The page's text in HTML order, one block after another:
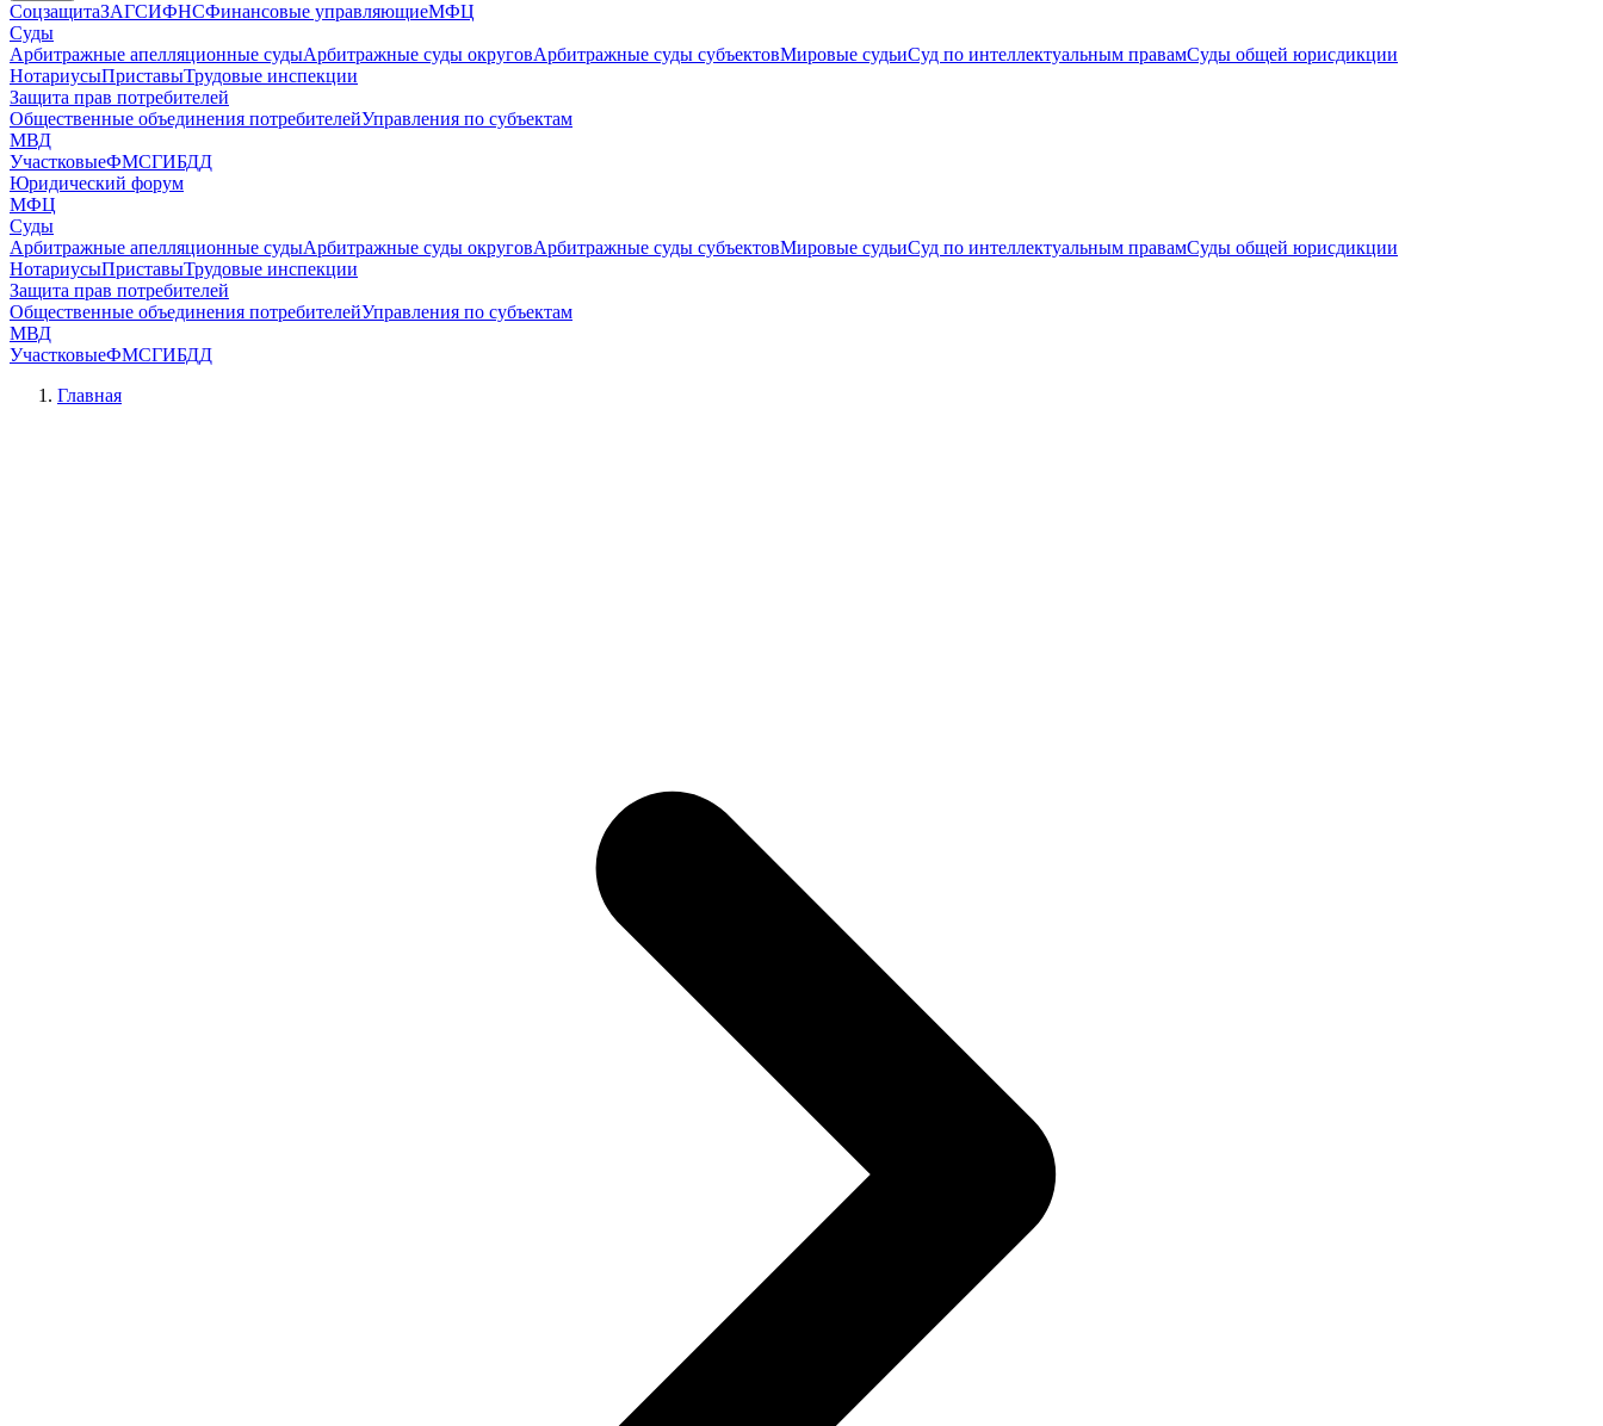
СоцзащитаЗАГСИФНСФинансовые управляющиеМФЦ
Суды
Арбитражные апелляционные судыАрбитражные суды округовАрбитражные суды субъектовМировые судьиСуд по интеллектуальным правамСуды общей юрисдикции
НотариусыПриставыТрудовые инспекции
Защита прав потребителей
Общественные объединения потребителейУправления по субъектам
МВД
УчастковыеФМСГИБДД
Юридический форум
МФЦ
Суды
Арбитражные апелляционные судыАрбитражные суды округовАрбитражные суды субъектовМировые судьиСуд по интеллектуальным правамСуды общей юрисдикции
НотариусыПриставыТрудовые инспекции
Защита прав потребителей
Общественные объединения потребителейУправления по субъектам
МВД
УчастковыеФМСГИБДД
Главная